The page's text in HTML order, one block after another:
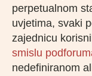
perpetualnom
uvjetima, svaki
zajednicu
smislu
nedefiniranom